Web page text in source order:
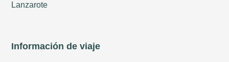
Lanzarote
Información de viaje